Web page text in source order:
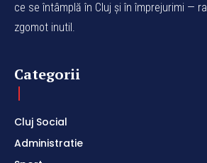
ce se întâmplă în Cluj și în împrejurimi —
zgomot inutil.
Categorii
Cluj Social
Administratie